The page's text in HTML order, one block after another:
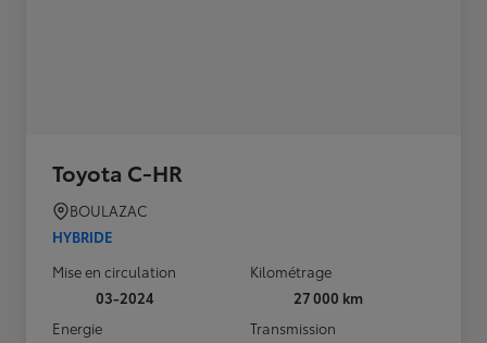
Toyota C-HR
BOULAZAC
HYBRIDE
Mise en circulation
03-2024
Kilométrage
27 000 km
Energie
Transmission